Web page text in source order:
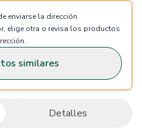
enviarse la dirección
elige otra o revisa los productos
similares
Detalles